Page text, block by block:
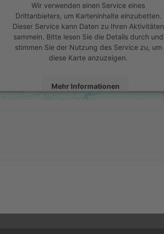
Wir verwenden einen Service eines
Drittanbieters, um Karteninhalte einzubetten.
Dieser Service kann Daten zu Ihren Aktivitäten
sammeln. Bitte lesen Sie die Details durch und
stimmen Sie der Nutzung des Service zu, um
diese Karte anzuzeigen.
Mehr Informationen